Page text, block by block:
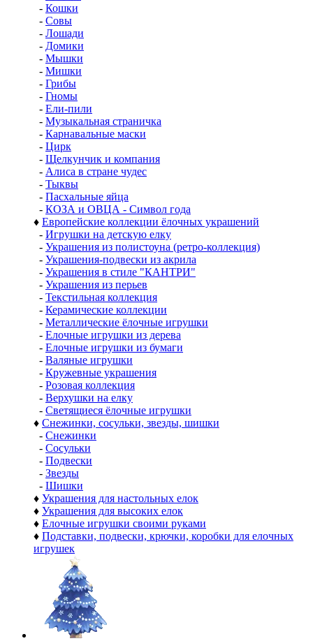
- Кошки
- Совы
- Лошади
- Домики
- Мышки
- Мишки
- Грибы
- Гномы
- Ели-пили
- Музыкальная страничка
- Карнавальные маски
- Цирк
- Щелкунчик и компания
- Алиса в стране чудес
- Тыквы
- Пасхальные яйца
- КОЗА и ОВЦА - Символ года
♦ Европейские коллекции ёлочных украшений
- Игрушки на детскую елку
- Украшения из полистоуна (ретро-коллекция)
- Украшения-подвески из акрила
- Украшения в стиле "КАНТРИ"
- Украшения из перьев
- Текстильная коллекция
- Керамические коллекции
- Металлические ёлочные игрушки
- Елочные игрушки из дерева
- Елочные игрушки из бумаги
- Валяные игрушки
- Кружевные украшения
- Розовая коллекция
- Верхушки на елку
- Светящиеся ёлочные игрушки
♦ Снежинки, сосульки, звезды, шишки
- Снежинки
- Сосульки
- Подвески
- Звезды
- Шишки
♦ Украшения для настольных елок
♦ Украшения для высоких елок
♦ Елочные игрушки своими руками
♦ Подставки, подвески, крючки, коробки для елочных
игрушек